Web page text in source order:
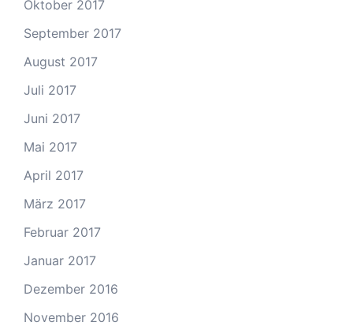
Oktober 2017
September 2017
August 2017
Juli 2017
Juni 2017
Mai 2017
April 2017
März 2017
Februar 2017
Januar 2017
Dezember 2016
November 2016